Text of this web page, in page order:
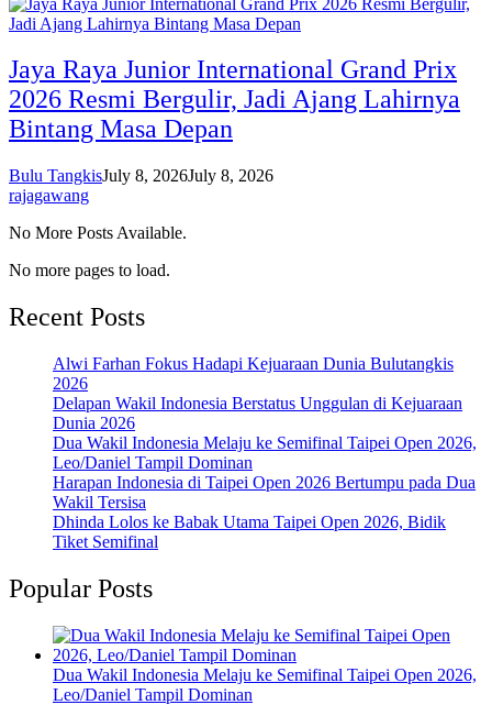
Jaya Raya Junior International Grand Prix
2026 Resmi Bergulir, Jadi Ajang Lahirnya
Bintang Masa Depan
Bulu TangkisJuly 8, 2026July 8, 2026
rajagawang
No More Posts Available.
No more pages to load.
Recent Posts
Alwi Farhan Fokus Hadapi Kejuaraan Dunia Bulutangkis
2026
Delapan Wakil Indonesia Berstatus Unggulan di Kejuaraan
Dunia 2026
Dua Wakil Indonesia Melaju ke Semifinal Taipei Open 2026,
Leo/Daniel Tampil Dominan
Harapan Indonesia di Taipei Open 2026 Bertumpu pada Dua
Wakil Tersisa
Dhinda Lolos ke Babak Utama Taipei Open 2026, Bidik
Tiket Semifinal
Popular Posts
Dua Wakil Indonesia Melaju ke Semifinal Taipei Open 2026,
Leo/Daniel Tampil Dominan